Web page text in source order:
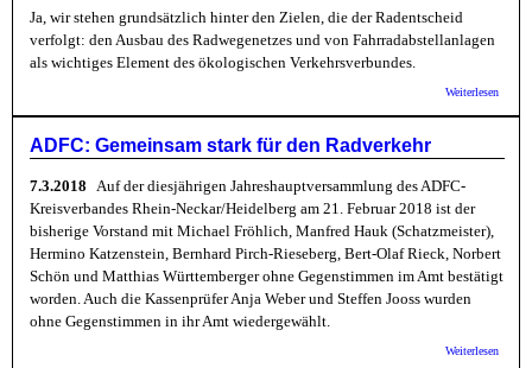
Ja, wir stehen grundsätzlich hinter den Zielen, die der Radentscheid
verfolgt: den Ausbau des Radwegenetzes und von Fahrradabstellanlagen
als wichtiges Element des ökologischen Verkehrsverbundes.
Weiterlesen
ADFC: Gemeinsam stark für den Radverkehr
7.3.2018 Auf der diesjährigen Jahreshauptversammlung des ADFC-
Kreisverbandes Rhein-Neckar/Heidelberg am 21. Februar 2018 ist der
bisherige Vorstand mit Michael Fröhlich, Manfred Hauk (Schatzmeister),
Hermino Katzenstein, Bernhard Pirch-Rieseberg, Bert-Olaf Rieck, Norbert
Schön und Matthias Württemberger ohne Gegenstimmen im Amt bestätigt
worden. Auch die Kassenprüfer Anja Weber und Steffen Jooss wurden
ohne Gegenstimmen in ihr Amt wiedergewählt.
Weiterlesen